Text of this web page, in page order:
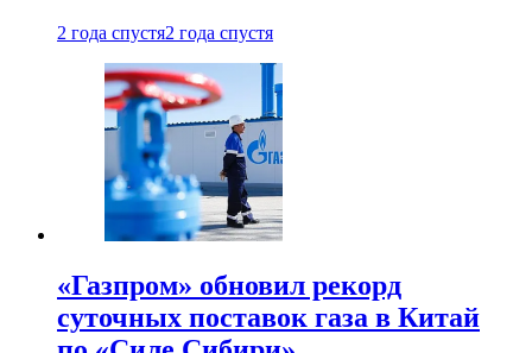
2 года спустя2 года спустя
«Газпром» обновил рекорд
суточных поставок газа в Китай